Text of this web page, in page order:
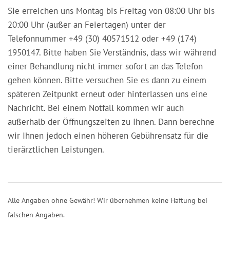
Sie erreichen uns Montag bis Freitag von 08:00 Uhr bis
20:00 Uhr (außer an Feiertagen) unter der
Telefonnummer +49 (30) 40571512 oder +49 (174)
1950147. Bitte haben Sie Verständnis, dass wir während
einer Behandlung nicht immer sofort an das Telefon
gehen können. Bitte versuchen Sie es dann zu einem
späteren Zeitpunkt erneut oder hinterlassen uns eine
Nachricht. Bei einem Notfall kommen wir auch
außerhalb der Öffnungszeiten zu Ihnen. Dann berechne
wir Ihnen jedoch einen höheren Gebührensatz für die
tierärztlichen Leistungen.
Alle Angaben ohne Gewähr! Wir übernehmen keine Haftung bei
falschen Angaben.